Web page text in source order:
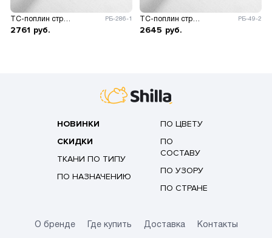
ТС-поплин стрейч 120гр/м.кв. РБ-286-1
2761 руб.
ТС-поплин стрейч 110гр/м.кв. РБ-49-2
2645 руб.
НОВИНКИ
СКИДКИ
ТКАНИ ПО ТИПУ
ПО НАЗНАЧЕНИЮ
ПО ЦВЕТУ
ПО
СОСТАВУ
ПО УЗОРУ
ПО СТРАНЕ
О бренде Где купить Доставка Контакты